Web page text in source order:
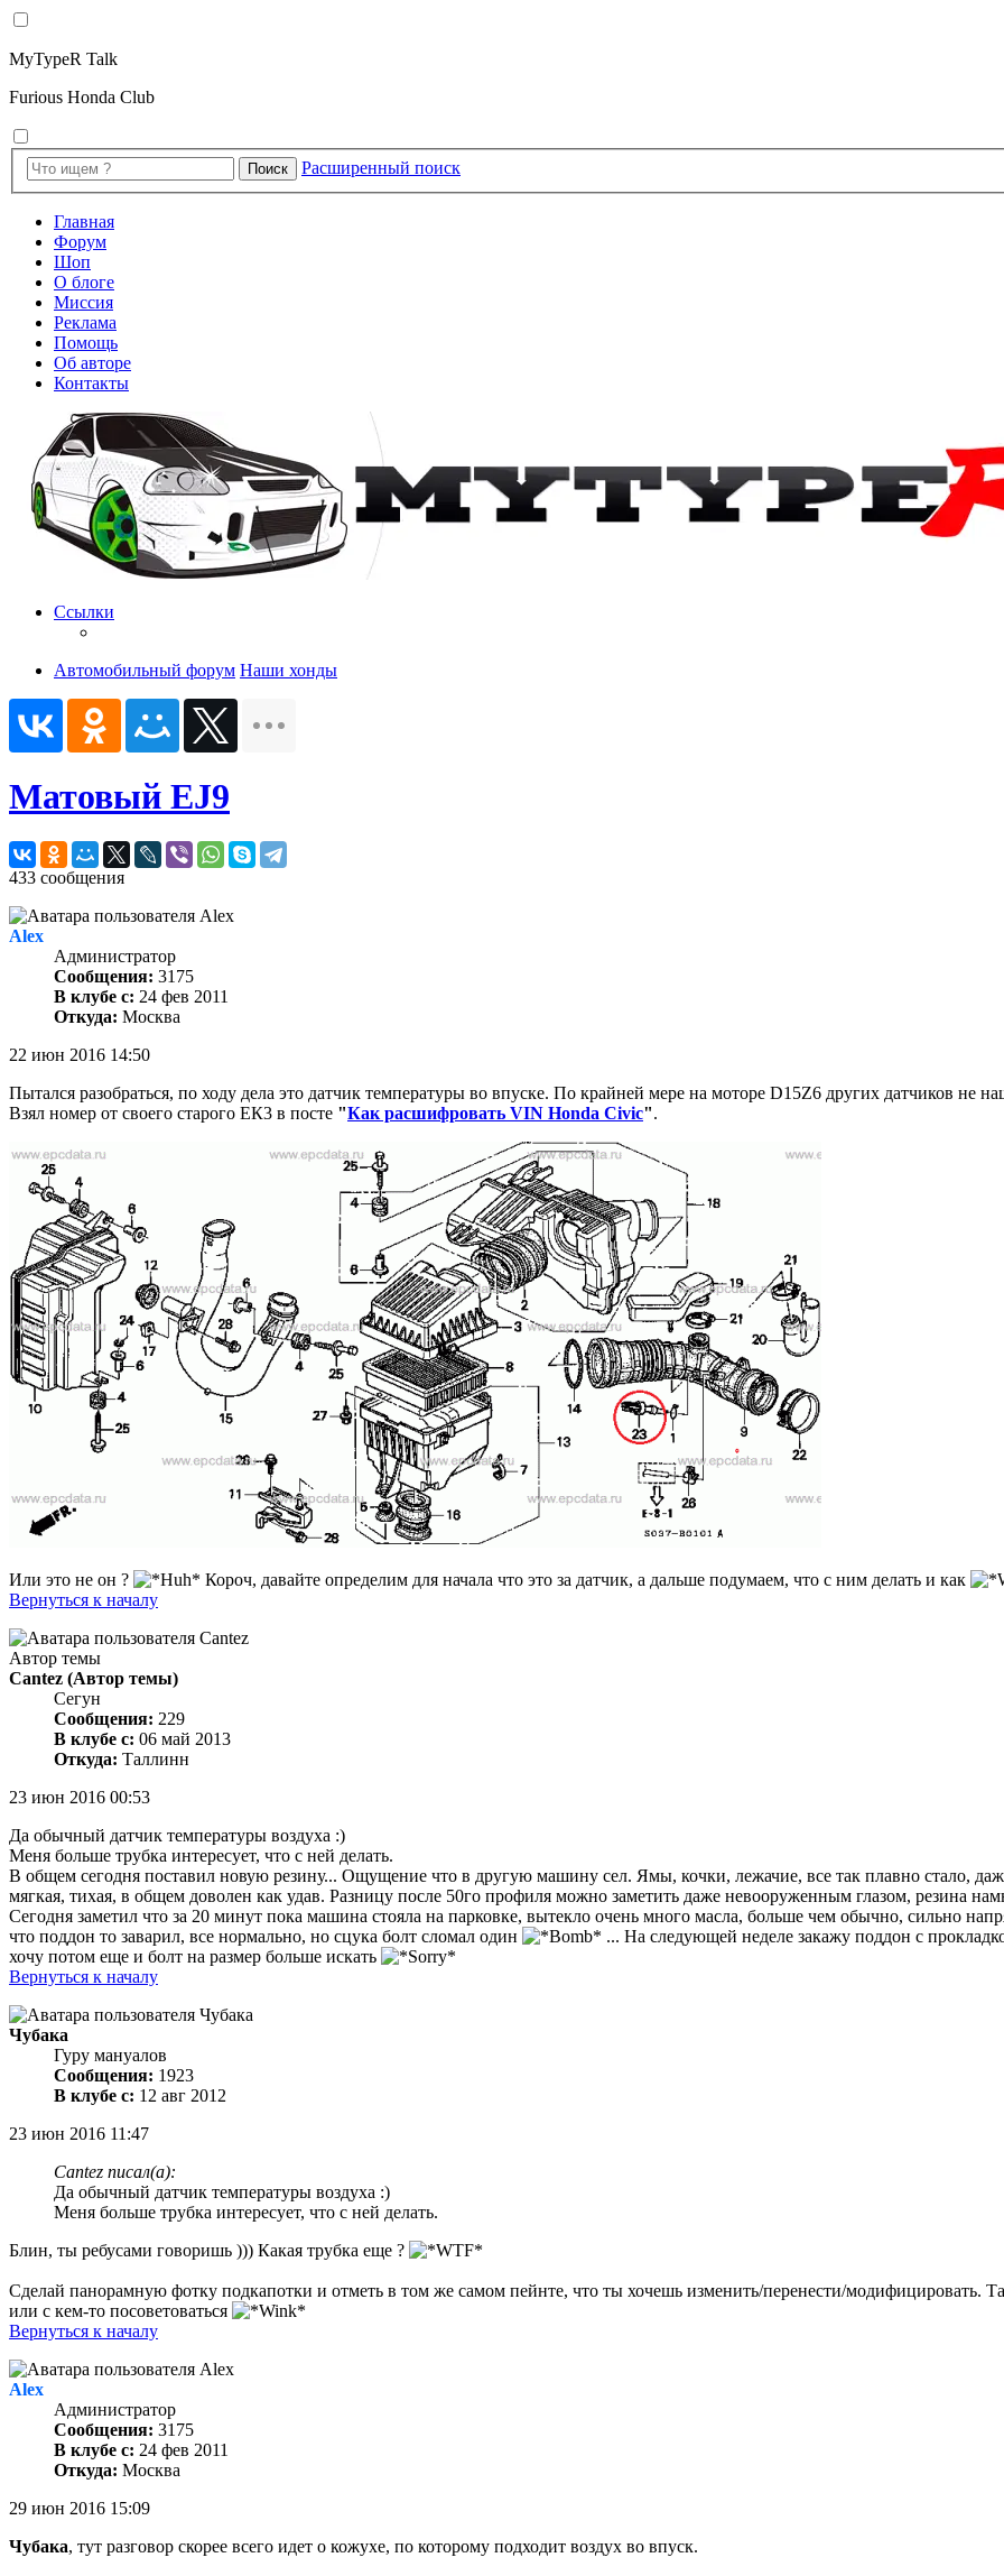
MyTypeR Talk
Furious Honda Club
Поиск Расширенный поиск
Главная
Форум
Шоп
О блоге
Миссия
Реклама
Помощь
Об авторе
Контакты
Ссылки
Автомобильный форум Наши хонды
Матовый EJ9
433 сообщения
Alex
Администратор
Сообщения: 3175
В клубе с: 24 фев 2011
Откуда: Москва
22 июн 2016 14:50
Пытался разобраться, по ходу дела это датчик температуры во впуске. По крайней мере на моторе D15Z6 других датчиков не
Взял номер от своего старого ЕК3 в посте "Как расшифровать VIN Honda Civic".
Или это не он ?
Короч, давайте определим для начала что это за датчик, а дальше подумаем, что с ним делать и как
Вернуться к началу
Автор темы
Cantez (Автор темы)
Сегун
Сообщения: 229
В клубе с: 06 май 2013
Откуда: Таллинн
23 июн 2016 00:53
Да обычный датчик температуры воздуха :)
Меня больше трубка интересует, что с ней делать.
В общем сегодня поставил новую резину... Ощущение что в другую машину сел. Ямы, кочки, лежачие, все так плавно стало,
мягкая, тихая, в общем доволен как удав. Разницу после 50го профиля можно заметить даже невооруженным глазом, резина
Сегодня заметил что за 20 минут пока машина стояла на парковке, вытекло очень много масла, больше чем обычно, сильно
что поддон то заварил, все нормально, но сцука болт сломал один
... На следующей неделе закажу поддон с
хочу потом еще и болт на размер больше искать
Вернуться к началу
Чубака
Гуру мануалов
Сообщения: 1923
В клубе с: 12 авг 2012
23 июн 2016 11:47
Cantez писал(а):
Да обычный датчик температуры воздуха :)
Меня больше трубка интересует, что с ней делать.
Блин, ты ребусами говоришь ))) Какая трубка еще ?
Сделай панорамную фотку подкапотки и отметь в том же самом пейнте, что ты хочешь изменить/перенести/модифицировать.
или с кем-то посоветоваться
Вернуться к началу
Alex
Администратор
Сообщения: 3175
В клубе с: 24 фев 2011
Откуда: Москва
29 июн 2016 15:09
Чубака, тут разговор скорее всего идет о кожухе, по которому подходит воздух во впуск.